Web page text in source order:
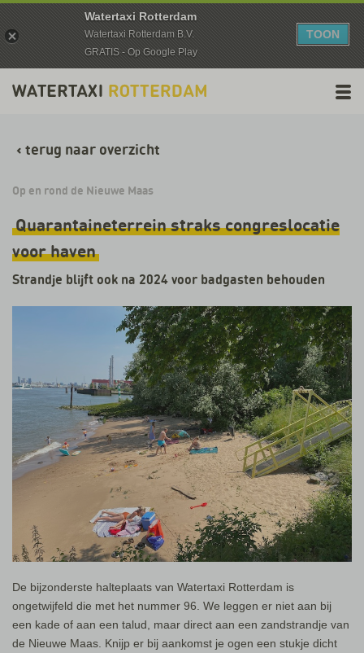
‹ terug naar overzicht
Op en rond de Nieuwe Maas
Quarantaineterrein straks congreslocatie
voor haven
Strandje blijft ook na 2024 voor badgasten behouden
De bijzonderste halteplaats van Watertaxi Rotterdam is
ongetwijfeld die met het nummer 96. We leggen er niet aan bij
een kade of aan een talud, maar direct aan een zandstrandje van
de Nieuwe Maas. Knijp er bij aankomst je ogen een stukje dicht
Watertaxi Rotterdam
Watertaxi Rotterdam B.V.
GRATIS - Op Google Play
TOON